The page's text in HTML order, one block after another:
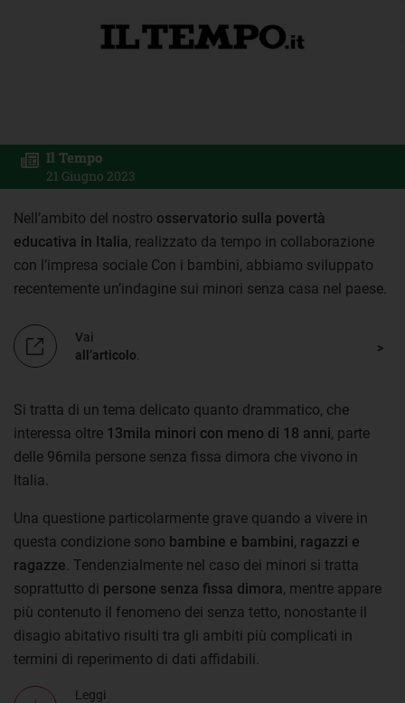
Il Tempo
21 Giugno 2023
Nell’ambito del nostro osservatorio sulla povertà
educativa in Italia, realizzato da tempo in collaborazione
con l’impresa sociale Con i bambini, abbiamo sviluppato
recentemente un’indagine sui minori senza casa nel paese.
Vai
all’articolo
Si tratta di un tema delicato quanto drammatico, che
interessa oltre 13mila minori con meno di 18 anni, parte
delle 96mila persone senza fissa dimora che vivono in
Italia.
Una questione particolarmente grave quando a vivere in
questa condizione sono bambine e bambini, ragazzi e
ragazze . Tendenzialmente nel caso dei minori si tratta
soprattutto di persone senza fissa dimora, mentre appare
più contenuto il fenomeno dei senza tetto, nonostante il
disagio abitativo risulti tra gli ambiti più complicati in
termini di reperimento di dati affidabili.
Leggi